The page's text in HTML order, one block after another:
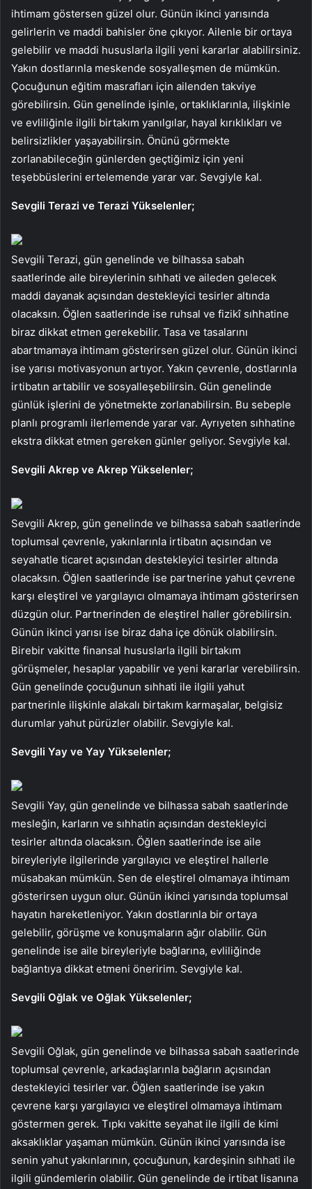
ihtimam göstersen güzel olur. Günün ikinci yarısında
gelirlerin ve maddi bahisler öne çıkıyor. Ailenle bir ortaya
gelebilir ve maddi hususlarla ilgili yeni kararlar alabilirsiniz.
Yakın dostlarınla meskende sosyalleşmen de mümkün.
Çocuğunun eğitim masrafları için ailenden takviye
görebilirsin. Gün genelinde işinle, ortaklıklarınla, ilişkinle
ve evliliğinle ilgili birtakım yanılgılar, hayal kırıklıkları ve
belirsizlikler yaşayabilirsin. Önünü görmekte
zorlanabileceğin günlerden geçtiğimiz için yeni
teşebbüslerini ertelemende yarar var. Sevgiyle kal.
Sevgili Terazi ve Terazi Yükselenler;
Sevgili Terazi, gün genelinde ve bilhassa sabah
saatlerinde aile bireylerinin sıhhati ve aileden gelecek
maddi dayanak açısından destekleyici tesirler altında
olacaksın. Öğlen saatlerinde ise ruhsal ve fizikî sıhhatine
biraz dikkat etmen gerekebilir. Tasa ve tasalarını
abartmamaya ihtimam gösterirsen güzel olur. Günün ikinci
ise yarısı motivasyonun artıyor. Yakın çevrenle, dostlarınla
irtibatın artabilir ve sosyalleşebilirsin. Gün genelinde
günlük işlerini de yönetmekte zorlanabilirsin. Bu sebeple
planlı programlı ilerlemende yarar var. Ayrıyeten sıhhatine
ekstra dikkat etmen gereken günler geliyor. Sevgiyle kal.
Sevgili Akrep ve Akrep Yükselenler;
Sevgili Akrep, gün genelinde ve bilhassa sabah saatlerinde
toplumsal çevrenle, yakınlarınla irtibatın açısından ve
seyahatle ticaret açısından destekleyici tesirler altında
olacaksın. Öğlen saatlerinde ise partnerine yahut çevrene
karşı eleştirel ve yargılayıcı olmamaya ihtimam gösterirsen
düzgün olur. Partnerinden de eleştirel haller görebilirsin.
Günün ikinci yarısı ise biraz daha içe dönük olabilirsin.
Birebir vakitte finansal hususlarla ilgili birtakım
görüşmeler, hesaplar yapabilir ve yeni kararlar verebilirsin.
Gün genelinde çocuğunun sıhhati ile ilgili yahut
partnerinle ilişkinle alakalı birtakım karmaşalar, belgisiz
durumlar yahut pürüzler olabilir. Sevgiyle kal.
Sevgili Yay ve Yay Yükselenler;
Sevgili Yay, gün genelinde ve bilhassa sabah saatlerinde
mesleğin, karların ve sıhhatin açısından destekleyici
tesirler altında olacaksın. Öğlen saatlerinde ise aile
bireyleriyle ilgilerinde yargılayıcı ve eleştirel hallerle
müsabakan mümkün. Sen de eleştirel olmamaya ihtimam
gösterirsen uygun olur. Günün ikinci yarısında toplumsal
hayatın hareketleniyor. Yakın dostlarınla bir ortaya
gelebilir, görüşme ve konuşmaların ağır olabilir. Gün
genelinde ise aile bireyleriyle bağlarına, evliliğinde
bağlantıya dikkat etmeni öneririm. Sevgiyle kal.
Sevgili Oğlak ve Oğlak Yükselenler;
Sevgili Oğlak, gün genelinde ve bilhassa sabah saatlerinde
toplumsal çevrenle, arkadaşlarınla bağların açısından
destekleyici tesirler var. Öğlen saatlerinde ise yakın
çevrene karşı yargılayıcı ve eleştirel olmamaya ihtimam
göstermen gerek. Tıpkı vakitte seyahat ile ilgili de kimi
aksaklıklar yaşaman mümkün. Günün ikinci yarısında ise
senin yahut yakınlarının, çocuğunun, kardeşinin sıhhati ile
ilgili gündemlerin olabilir. Gün genelinde de irtibat lisanına